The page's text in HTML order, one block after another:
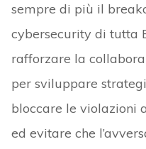
sempre di più il
cybersecurity di tutta
rafforzare la
per sviluppare
bloccare le violazioni
ed evitare che